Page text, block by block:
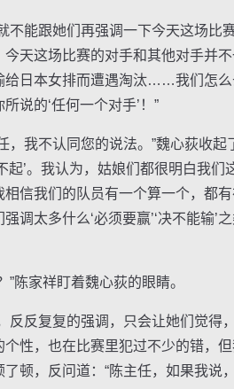
能跟她们再强调一下今天这场比赛
今天这场比赛的对手和其他对手并
给日本女排而遭遇淘汰……我们怎
说的‘任何一个对手’！”
我不认同您的说法。”魏心荻收起
起’。我认为，姑娘们都很明白我
相信我们的队员有一个算一个，都
调太多什么‘必须要赢’‘决不能输
家祥盯着魏心荻的眼睛。
反复复的强调，只会让她们觉得
个性，也在比赛里犯过不少的错，
了顿，反问道：“陈主任，如果我说